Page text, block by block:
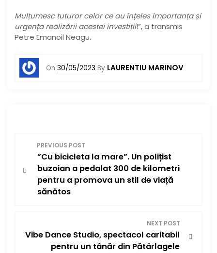
Mulțumesc tuturor celor ce au înțeles importanța și
urgența realizării acestei investiții!”, a transmis
Petre Emanoil Neagu.
On 30/05/2023 By LAURENTIU MARINOV
a
PREVIOUS POST
”Cu bicicleta la mare”. Un polițist
buzoian a pedalat 300 de kilometri
pentru a promova un stil de viață
sănătos
NEXT POST
Vibe Dance Studio, spectacol caritabil
pentru un tânăr din Pătârlagele